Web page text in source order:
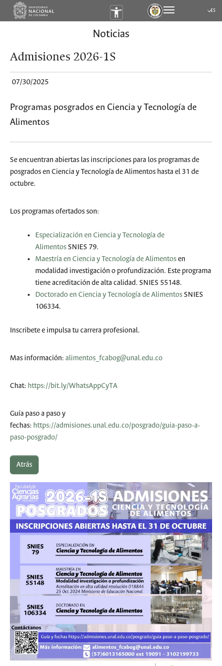
ES
Noticias
Admisiones 2026-1S
07/30/2025
Programas posgrados en Ciencia y Tecnología de
Alimentos
Se encuentran abiertas las inscripciones para los programas de
posgrados en Ciencia y Tecnología de Alimentos hasta el 31 de
octubre.
Los programas ofertados son:
Especialización en Ciencia y Tecnología de
AlimentosSNIES 79.
Maestría en Ciencia y Tecnología de Alimentosen
modalidad investigación o profundización. Este programa
tiene acreditación de alta calidad. SNIES 55148.
Doctorado en Ciencia y Tecnología de AlimentosSNIES
106334.
Inscribete e impulsa tu carrera profesional.
Mas información: alimentos_fcabog@unal.edu.co
Chat: https://bit.ly/WhatsAppCyTA
Guía paso a paso y
fechas: https://admisiones.unal.edu.co/posgrado/guia-paso-a-
paso-posgrado/
Atrás